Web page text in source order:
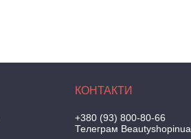
+380 (93) 800-80-66
Телеграм Beautyshopinua